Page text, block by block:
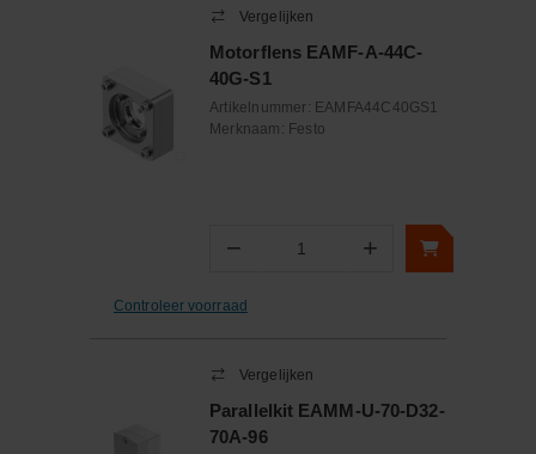
Vergelijken
Motorflens EAMF-A-44C-
40G-S1
Artikelnummer: EAMFA44C40GS1
Merknaam: Festo
− Aantal +
Controleer voorraad
Vergelijken
Parallelkit EAMM-U-70-D32-
70A-96